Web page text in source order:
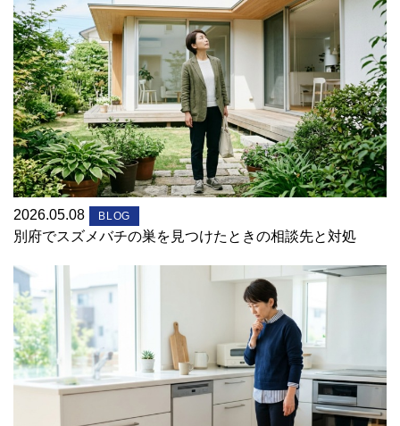
2026.05.08 BLOG
別府でスズメバチの巣を見つけたときの相談先と対処